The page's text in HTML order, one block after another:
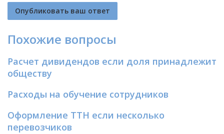
Похожие вопросы
Расчет дивидендов если доля принадлежит
обществу
Расходы на обучение сотрудников
Оформление ТТН если несколько
перевозчиков